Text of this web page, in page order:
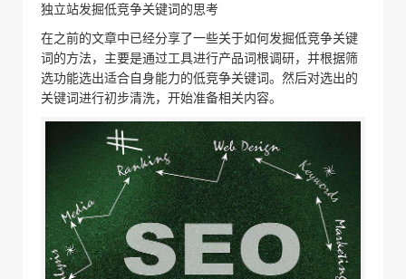
独立站发掘低竞争关键词的思考
在之前的文章中已经分享了一些关于如何发掘低竞争关键
词的方法，主要是通过工具进行产品词根调研，并根据筛
选功能选出适合自身能力的低竞争关键词。然后对选出的
关键词进行初步清洗，开始准备相关内容。